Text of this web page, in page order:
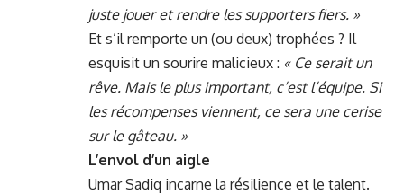
juste jouer et rendre les supporters fiers. »
Et s’il remporte un (ou deux) trophées ? Il
esquisit un sourire malicieux : « Ce serait un
rêve. Mais le plus important, c’est l’équipe. Si
les récompenses viennent, ce sera une cerise
sur le gâteau. »
L’envol d’un aigle
Umar Sadiq incarne la résilience et le talent.